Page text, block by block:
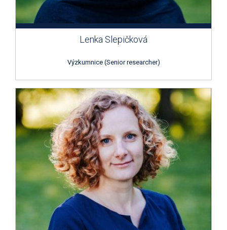
Lenka Slepičková
Výzkumnice (Senior researcher)